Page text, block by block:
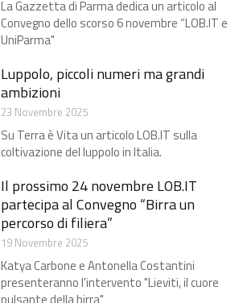
La Gazzetta di Parma dedica un articolo al
Convegno dello scorso 6 novembre “LOB.IT e
UniParma"
Luppolo, piccoli numeri ma grandi
ambizioni​
23 Novembre 2025
Su Terra è Vita un articolo LOB.IT sulla
coltivazione del luppolo in Italia.
Il prossimo 24 novembre LOB.IT
partecipa al Convegno “Birra un
percorso di filiera”
19 Novembre 2025
Katya Carbone e Antonella Costantini
presenteranno l'intervento "Lieviti, il cuore